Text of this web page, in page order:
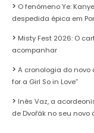
O fenómeno Ye:
despedida épica em
Misty Fest 2026: O
acompanhar
A cronologia do novo
for a Girl So in Love”
Inês Vaz, a
de Dvořák no seu novo